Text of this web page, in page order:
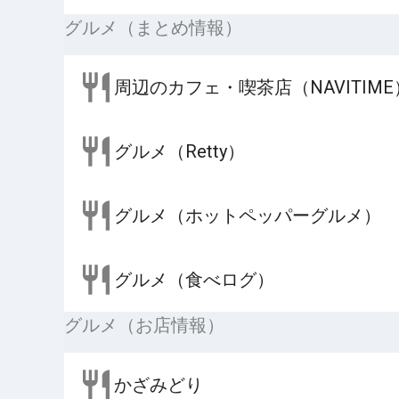
グルメ（まとめ情報）
周辺のカフェ・喫茶店（NAVITIME
グルメ（Retty）
グルメ（ホットペッパーグルメ）
グルメ（食べログ）
グルメ（お店情報）
かざみどり